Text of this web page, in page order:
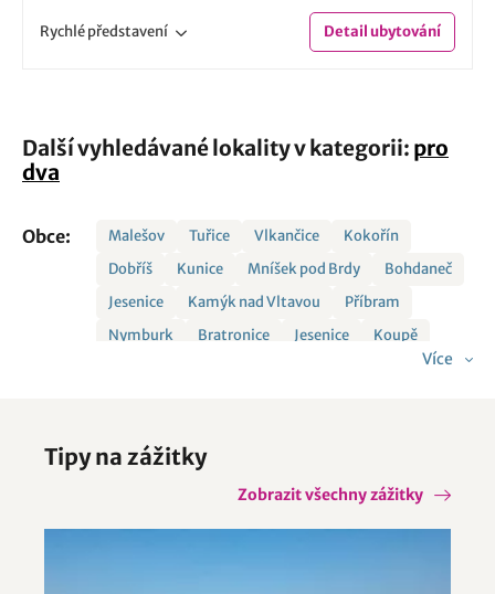
Rychlépředstavení Detailubytování
Další vyhledávané lokality v kategorii: pro
dva
Obce: Malešov Tuřice Vlkančice
Kokořín
Dobříš
Kunice Mníšek pod Brdy
Bohdaneč
Jesenice
Kamýk nad Vltavou
Příbram
Nymburk
Bratronice Jesenice
Koupě
Všestudy
Zbraslavice
Více
Tipy na zážitky
Zobrazit všechny zážitky